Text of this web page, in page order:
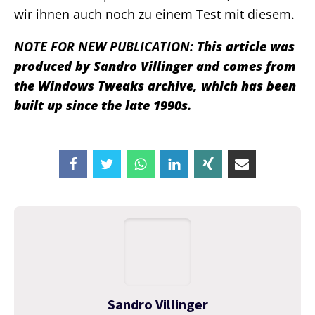
wir ihnen auch noch zu einem Test mit diesem.
NOTE FOR NEW PUBLICATION: This article was
produced by Sandro Villinger and comes from
the Windows Tweaks archive, which has been
built up since the late 1990s.
Sandro Villinger